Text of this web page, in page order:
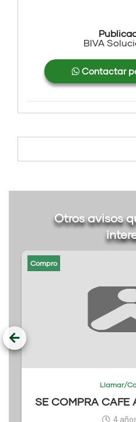
BIVA
Contactar
Otros avisos
Compro
Llamar/
SE COMPRA CAFE
4